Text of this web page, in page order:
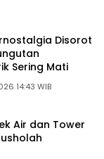
Disorot
Sering Mati
14:43 WIB
Air dan Tower